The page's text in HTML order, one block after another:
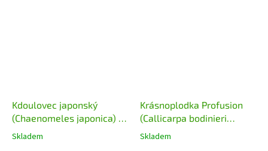
Kdoulovec japonský
(Chaenomeles japonica) -
30 - 50 cm
Skladem
Krásnoplodka Profusion
(Callicarpa bodinieri
Profusion) - 30 - 40 cm
Skladem